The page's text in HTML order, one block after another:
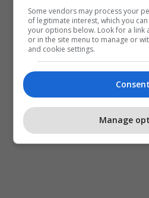
Some vendors may process your
of legitimate interest, which you
your options below. Look for a link
or in the site menu to manage or
and cookie settings.
Consent
Manage